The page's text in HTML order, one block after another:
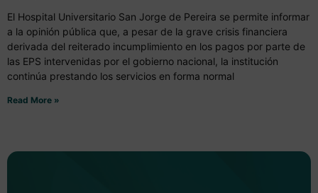
El Hospital Universitario San Jorge de Pereira se permite informar
a la opinión pública que, a pesar de la grave crisis financiera
derivada del reiterado incumplimiento en los pagos por parte de
las EPS intervenidas por el gobierno nacional, la institución
continúa prestando los servicios en forma normal
Read More »